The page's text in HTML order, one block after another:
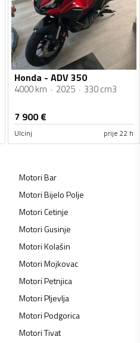
Honda - ADV 350
4000 km 2025 330 cm3
7 900€
Ulcinj prije 22 h
MotoriBar
MotoriBijelo Polje
MotoriCetinje
MotoriGusinje
MotoriKolašin
MotoriMojkovac
MotoriPetnjica
MotoriPljevlja
MotoriPodgorica
MotoriTivat